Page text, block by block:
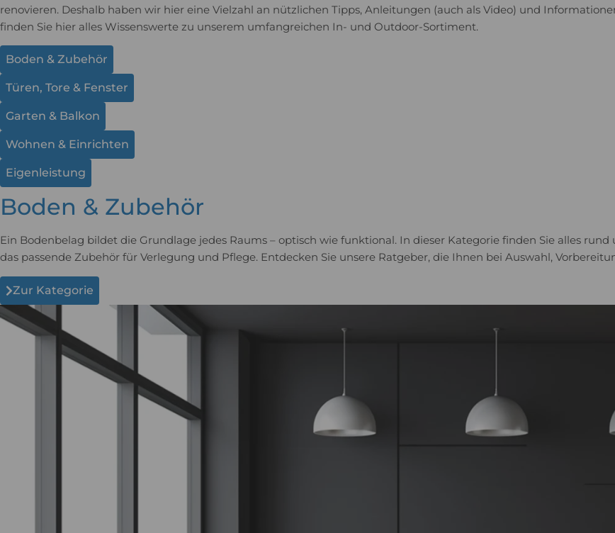
renovieren. Deshalb haben wir hier eine Vielzahl an nützlichen Tipps, Anleitungen (auch als Video) und
finden Sie hier alles Wissenswerte zu unserem umfangreichen In- und Outdoor-Sortiment.
Boden & Zubehör
Türen, Tore & Fenster
Garten & Balkon
Wohnen & Einrichten
Eigenleistung
Boden & Zubehör
Ein Bodenbelag bildet die Grundlage jedes Raums – optisch wie funktional. In dieser Kategorie finden Sie alles
das passende Zubehör für Verlegung und Pflege. Entdecken Sie unsere Ratgeber, die Ihnen bei Auswahl,
Zur Kategorie